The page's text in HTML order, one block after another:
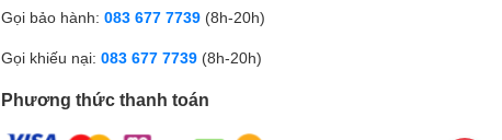
Gọi bảo hành: 083 677 7739 (8h-20h)
Gọi khiếu nại: 083 677 7739 (8h-20h)
Phương thức thanh toán